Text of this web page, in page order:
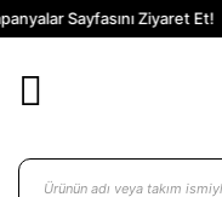
Sayfasını Ziyaret Et!